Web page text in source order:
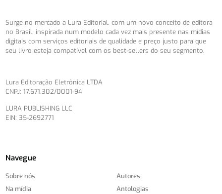
Surge no mercado a Lura Editorial, com um novo conceito de editora
no Brasil, inspirada num modelo cada vez mais presente nas mídias
digitais com serviços editoriais de qualidade e preço justo para que
seu livro esteja compatível com os best-sellers do seu segmento.
Lura Editoração Eletrônica LTDA
CNPJ: 17.671.302/0001-94
LURA PUBLISHING LLC
EIN: 35-2692771
Navegue
Sobre nós
Na mídia
Autores
Antologias